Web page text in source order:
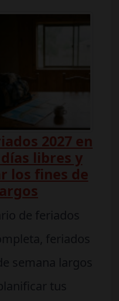
2027 en
libres y
los fines de
de feriados
feriados
semana largos
tus